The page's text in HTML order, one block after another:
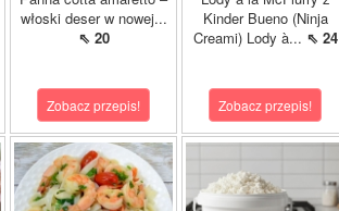
włoski deser w nowej...
⇖ 20
Zobacz przepis!
Kinder Bueno (Ninja
Creami) Lody à... ⇖ 24
Zobacz przepis!